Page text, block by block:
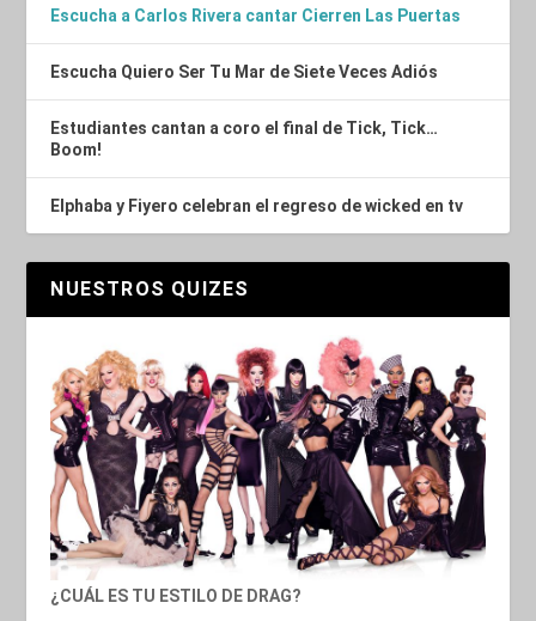
Escucha a Carlos Rivera cantar Cierren Las Puertas
Escucha Quiero Ser Tu Mar de Siete Veces Adiós
Estudiantes cantan a coro el final de Tick, Tick…
Boom!
Elphaba y Fiyero celebran el regreso de wicked en tv
NUESTROS QUIZES
¿CUÁL ES TU ESTILO DE DRAG?